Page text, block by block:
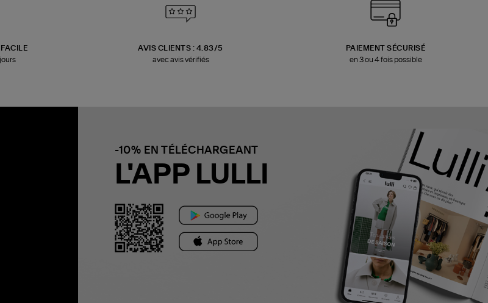
FACILE
AVIS CLIENTS : 4.83/5
avec avis vérifiés
PAIEMENT SÉCURISÉ
en 3 ou 4 fois possible
-10% EN TÉLÉCHARGEANT
L'APP LULLI